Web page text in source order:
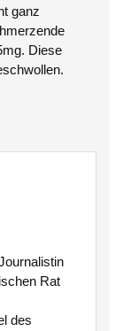
ganz
Diese
Rat
des